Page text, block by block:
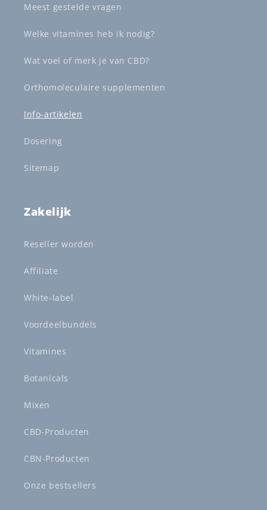
Meest gestelde vragen
Welke vitamines heb ik nodig?
Wat voel of merk je van CBD?
Orthomoleculaire supplementen
Info-artikelen
Dosering
Sitemap
Zakelijk
Reseller worden
Affiliate
White-label
Voordeelbundels
Vitamines
Botanicals
Mixen
CBD-Producten
CBN-Producten
Onze bestsellers